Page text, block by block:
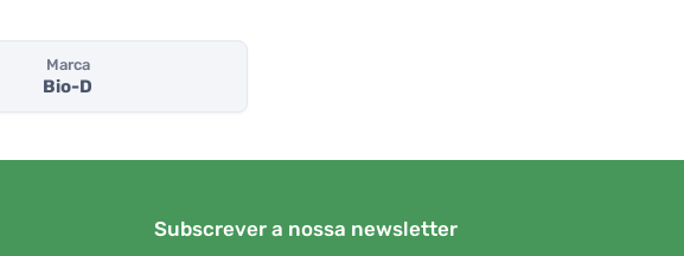
Marca
Bio-D
Subscrever a nossa newsletter